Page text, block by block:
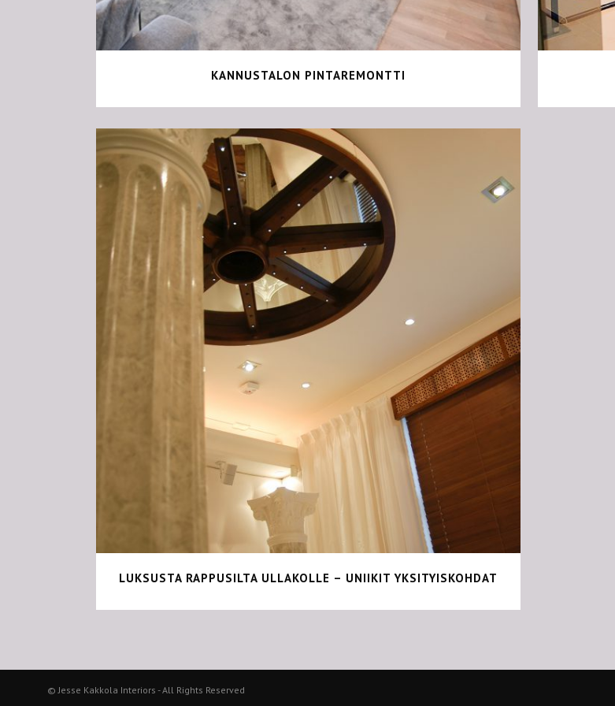
KANNUSTALON PINTAREMONTTI
+
LUKSUSTA RAPPUSILTA ULLAKOLLE – UNIIKIT YKSITYISKOHDAT
© Jesse Kakkola Interiors - All Rights Reserved